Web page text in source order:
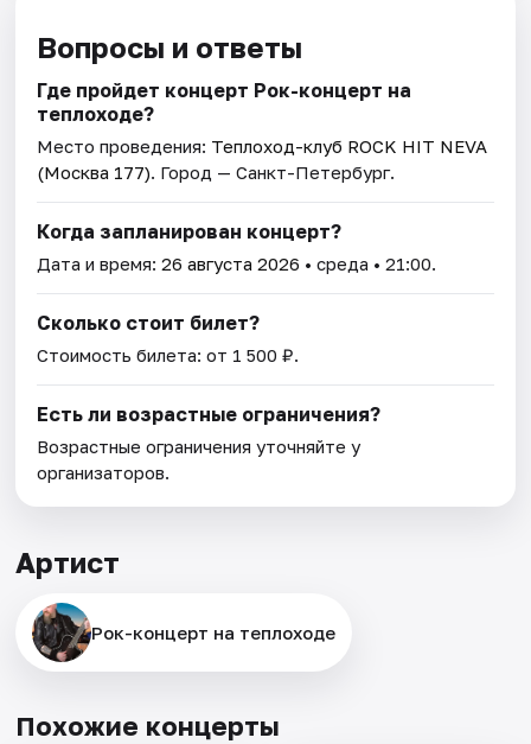
Вопросы и ответы
Где пройдет концерт Рок-концерт нa
теплоходe?
Место проведения: Теплоход-клуб ROCK HIT NEVA
(Москва 177). Город — Санкт-Петербург.
Когда запланирован концерт?
Дата и время:26 августа 2026 • среда • 21:00.
Сколько стоит билет?
Стоимость билета: от 1 500 ₽.
Есть ли возрастные ограничения?
Возрастные ограничения уточняйте у
организаторов.
Артист
Рок-концерт нa теплоходe
Похожие концерты